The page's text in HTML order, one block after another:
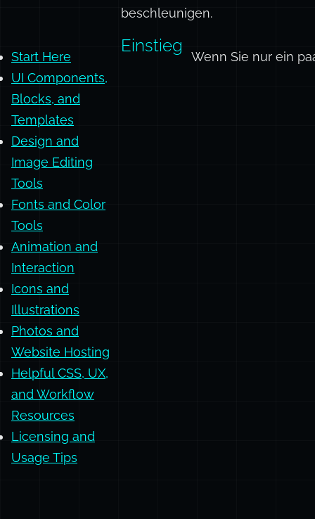
Utilities, die
Deployment
Start Here
UI Components,
Blocks, and
Templates
Design and
Image Editing
Tools
Fonts and Color
Tools
Animation and
Interaction
Icons and
Illustrations
Photos and
Website Hosting
Helpful CSS, UX,
and Workflow